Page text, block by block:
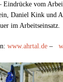
Eindrücke vom
Daniel Kink und
im Arbeitseinsatz.
www.ahrtal.de –